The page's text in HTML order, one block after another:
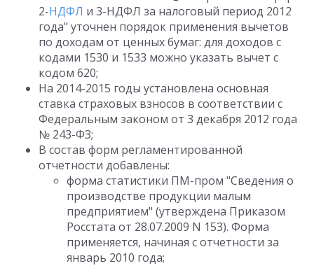
2-НДФЛ и 3-НДФЛ за налоговый период 2012
года" уточнен порядок применения вычетов
по доходам от ценных бумаг: для доходов с
кодами 1530 и 1533 можно указать вычет с
кодом 620;
На 2014-2015 годы установлена основная
ставка страховых взносов в соответствии с
Федеральным законом от 3 декабря 2012 года
№ 243-ФЗ;
В состав форм регламентированной
отчетности добавлены:
форма статистики ПМ-пром "Сведения о
производстве продукции малым
предприятием" (утверждена Приказом
Росстата от 28.07.2009 N 153). Форма
применяется, начиная с отчетности за
январь 2010 года;